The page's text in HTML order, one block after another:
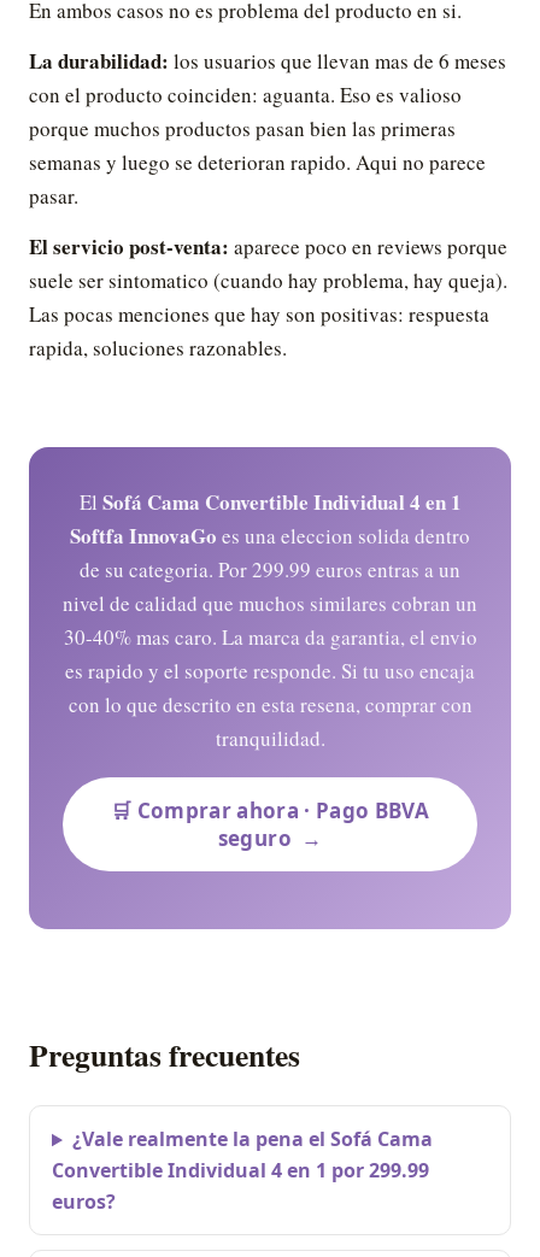
En ambos casos no es problema del producto en si.
La durabilidad: los usuarios que llevan mas de 6 meses
con el producto coinciden: aguanta. Eso es valioso
porque muchos productos pasan bien las primeras
semanas y luego se deterioran rapido. Aqui no parece
pasar.
El servicio post-venta: aparece poco en reviews porque
suele ser sintomatico (cuando hay problema, hay queja).
Las pocas menciones que hay son positivas: respuesta
rapida, soluciones razonables.
El Sofá Cama Convertible Individual 4 en 1
Softfa InnovaGo es una eleccion solida dentro
de su categoria. Por 299.99 euros entras a un
nivel de calidad que muchos similares cobran un
30-40% mas caro. La marca da garantia, el envio
es rapido y el soporte responde. Si tu uso encaja
con lo que descrito en esta resena, comprar con
tranquilidad.
🛒 Comprar ahora · Pago BBVA
seguro →
Preguntas frecuentes
¿Vale realmente la pena el Sofá Cama
Convertible Individual 4 en 1 por 299.99
euros?